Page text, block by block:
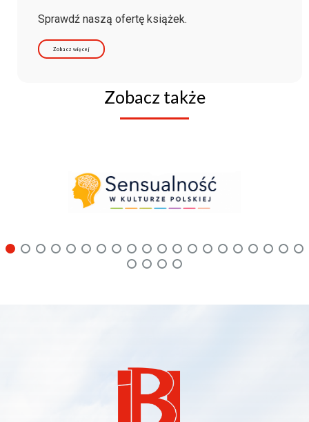
Sprawdź naszą ofertę książek.
Zobacz więcej
Zobacz także